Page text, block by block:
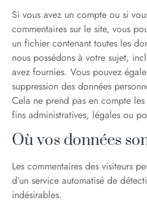
Si vous avez un compte ou si
commentaires sur le site, vous
un fichier contenant toutes les
nous possédons à votre sujet,
avez fournies. Vous pouvez
suppression des données
Cela ne prend pas en compte
fins administratives, légales ou
Où vos données
Les commentaires des visiteurs
d’un service automatisé de
indésirables.